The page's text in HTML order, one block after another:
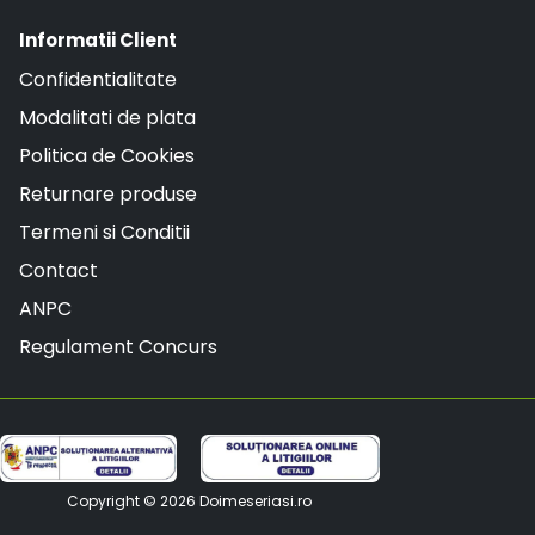
Informatii Client
Confidentialitate
Modalitati de plata
Politica de Cookies
Returnare produse
Termeni si Conditii
Contact
ANPC
Regulament Concurs
Copyright © 2026Doimeseriasi.ro